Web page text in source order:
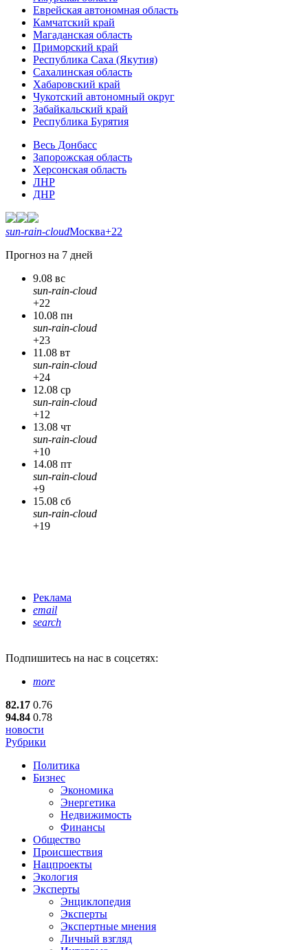
Еврейская автономная область
Камчатский край
Магаданская область
Приморский край
Республика Саха (Якутия)
Сахалинская область
Хабаровский край
Чукотский автономный округ
Забайкальский край
Республика Бурятия
Весь Донбасс
Запорожская область
Херсонская область
ЛНР
ДНР
sun-rain-cloudМосква+22
Прогноз на 7 дней
9.08 вс
sun-rain-cloud
+22
10.08 пн
sun-rain-cloud
+23
11.08 вт
sun-rain-cloud
+24
12.08 ср
sun-rain-cloud
+12
13.08 чт
sun-rain-cloud
+10
14.08 пт
sun-rain-cloud
+9
15.08 сб
sun-rain-cloud
+19
Реклама
email
search
Подпишитесь на нас в соцсетях:
more
82.17 0.76
94.84 0.78
новости
Рубрики
Политика
Бизнес
Экономика
Энергетика
Недвижимость
Финансы
Общество
Происшествия
Нацпроекты
Экология
Эксперты
Энциклопедия
Эксперты
Экспертные мнения
Личный взгляд